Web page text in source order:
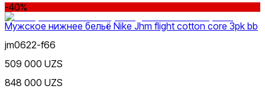
-40%
Мужское нижнее бельё Nike Jhm flight cotton core 3pk bb
jm0622-f66
509 000 UZS
848 000 UZS